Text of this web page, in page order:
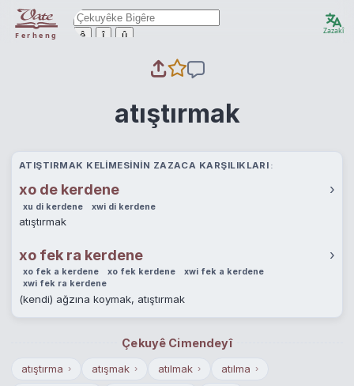
Ferheng ê î û Zazakî
atıştırmak
ATIŞTIRMAK KELIMESININ ZAZACA KARŞILIKLARI
xo de kerdene ›
xu di kerdene xwi di kerdene
atıştırmak
xo fek ra kerdene ›
xo fek a kerdene xo fek kerdene
xwi fek a kerdene
xwi fek ra kerdene
(kendi) ağzına koymak, atıştırmak
Çekuyê Cimendeyî
atıştırma › atışmak › atılmak › atılma ›